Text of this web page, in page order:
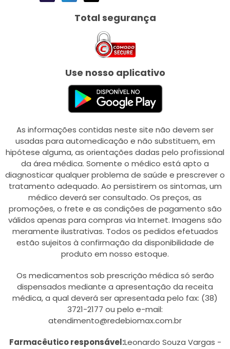
Total segurança
Use nosso aplicativo
As informações contidas neste site não devem ser
usadas para automedicação e não substituem, em
hipótese alguma, as orientações dadas pelo profissional
da área médica. Somente o médico está apto a
diagnosticar qualquer problema de saúde e prescrever o
tratamento adequado. Ao persistirem os sintomas, um
médico deverá ser consultado. Os preços, as
promoções, o frete e as condições de pagamento são
válidos apenas para compras via Internet. Imagens são
meramente ilustrativas. Todos os pedidos efetuados
estão sujeitos à confirmação da disponibilidade de
produto em nosso estoque.
Os medicamentos sob prescrição médica só serão
dispensados mediante a apresentação da receita
médica, a qual deverá ser apresentada pelo fax: (38)
3721-2177 ou pelo e-mail:
atendimento@redebiomax.com.br
Farmacêutico responsável:Leonardo Souza Vargas -